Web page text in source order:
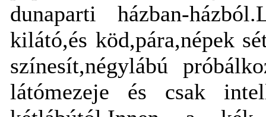
dunaparti házban-házból.
kilátó,és köd,pára,népek
színesít,négylábú
látómezeje és csak